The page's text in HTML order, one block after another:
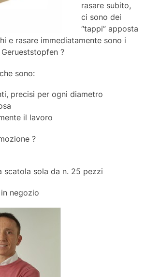
rasare subito,
ci sono dei
“tappi” apposta
e rasare immediatamente sono i
?
sono:
precisi per ogni diametro
il lavoro
?
scatola sola da n. 25 pezzi
negozio